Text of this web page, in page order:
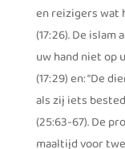
en reizigers wat
(17:26). De
uw hand niet op
(17:29) en: “De
als zij iets
(25:63-67). De
maaltijd voor